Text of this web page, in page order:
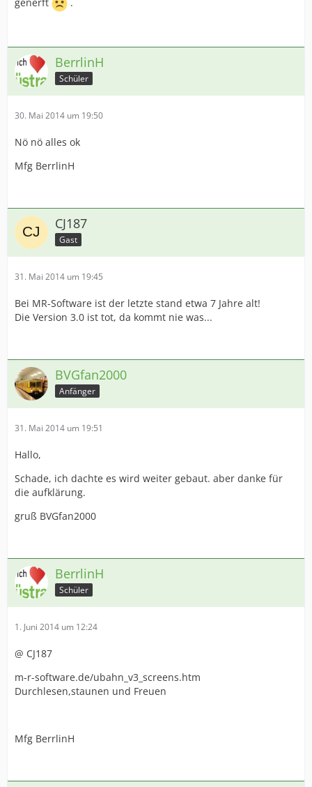
BerrlinH
Schüler
30. Mai 2014 um 19:50
Nö nö alles ok
Mfg BerrlinH
CJ187
Gast
31. Mai 2014 um 19:45
Bei MR-Software ist der letzte stand etwa 7 Jahre alt!
Die Version 3.0 ist tot, da kommt nie was...
BVGfan2000
Anfänger
31. Mai 2014 um 19:51
Hallo,
Schade, ich dachte es wird weiter gebaut. aber danke für
die aufklärung.
gruß BVGfan2000
BerrlinH
Schüler
1. Juni 2014 um 12:24
@ CJ187
m-r-software.de/ubahn_v3_screens.htm
Durchlesen,staunen und Freuen
Mfg BerrlinH